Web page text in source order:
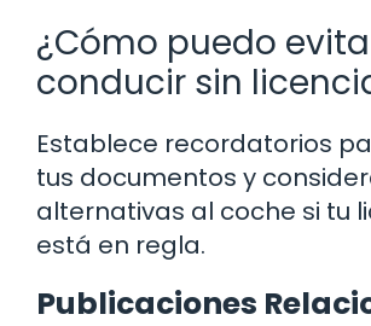
¿Cómo puedo
conducir sin
Establece recordatorios
tus documentos y
alternativas al coche si tu
está en regla.
Publicaciones